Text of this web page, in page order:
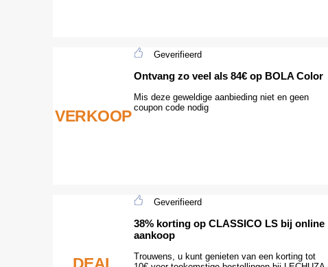
VERKOOP
Geverifieerd
Ontvang zo veel als 84€ op BOLA Color
Mis deze geweldige aanbieding niet en geen
coupon code nodig
DEAL
Geverifieerd
38% korting op CLASSICO LS bij online
aankoop
Trouwens, u kunt genieten van een korting tot